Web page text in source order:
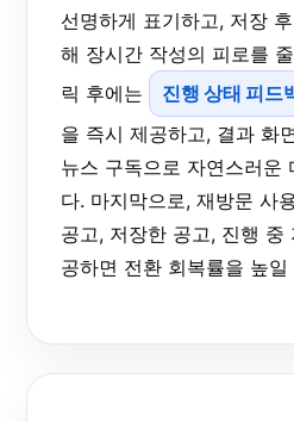
선명하게 표기하고, 저장
해 장시간 작성의 피로를
릭 후에는
진행 상태 피드
을 즉시 제공하고, 결과 화
뉴스 구독으로 자연스러운
다. 마지막으로, 재방문 사
공고, 저장한 공고, 진행 중
공하면 전환 회복률을 높일